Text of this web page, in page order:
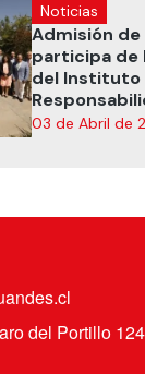
Noticias
Admisión
participa de
del Instituto
03 de Abril de
del Portillo